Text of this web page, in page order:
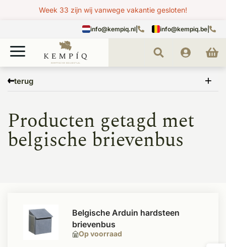
Week 33 zijn wij vanwege vakantie gesloten!
info@kempiq.nl info@kempiq.be
terug
belgische brievenbus
Producten getagd met
belgische brievenbus
Op voorraad
Belgische Arduin hardsteen
brievenbus